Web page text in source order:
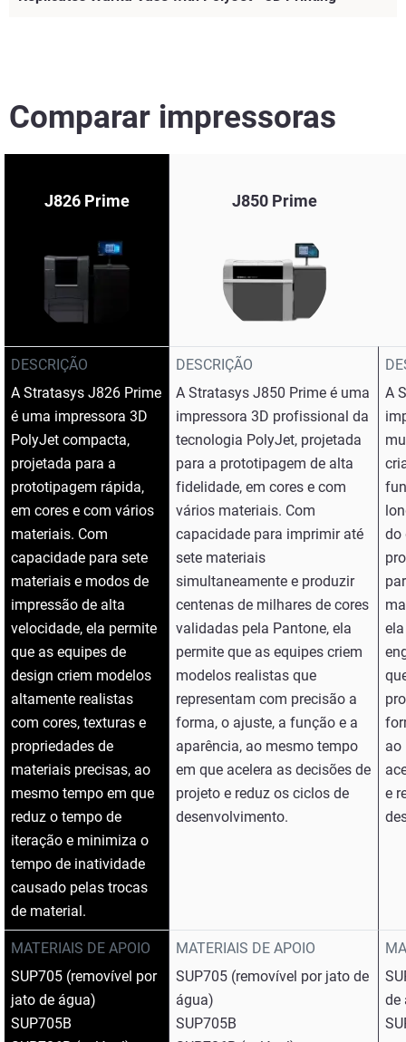
Veja mais
Comparar impressoras
J826 Prime
DESCRIÇÃO
A Stratasys J826 Prime
é uma impressora 3D
PolyJet compacta,
projetada para a
prototipagem rápida,
em cores e com vários
materiais. Com
capacidade para sete
materiais e modos de
impressão de alta
velocidade, ela permite
que as equipes de
design criem modelos
altamente realistas
com cores, texturas e
propriedades de
materiais precisas, ao
mesmo tempo em que
reduz o tempo de
iteração e minimiza o
tempo de inatividade
causado pelas trocas
de material.
MATERIAIS DE APOIO
SUP705 (removível por
jato de água)
SUP705B
J850 Prime
DESCRIÇÃO
A Stratasys J850 Prime é uma
impressora 3D profissional da
tecnologia PolyJet, projetada
para a prototipagem de alta
fidelidade, em cores e com
vários materiais. Com
capacidade para imprimir até
sete materiais
simultaneamente e produzir
centenas de milhares de cores
validadas pela Pantone, ela
permite que as equipes criem
modelos realistas que
representam com precisão a
forma, o ajuste, a função e a
aparência, ao mesmo tempo
em que acelera as decisões de
projeto e reduz os ciclos de
desenvolvimento.
MATERIAIS DE APOIO
SUP705 (removível por jato de
água)
SUP705B
A
do
ao
e
de